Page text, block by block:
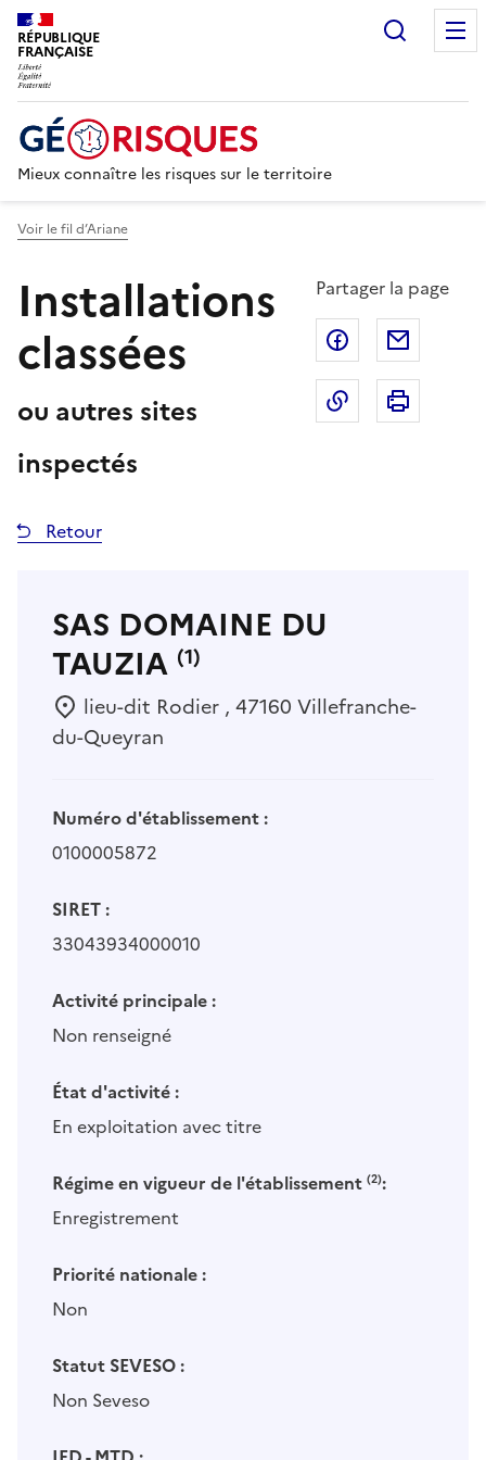
RÉPUBLIQUE
FRANÇAISE
Mieux connaître les risques sur le territoire
Voir le fil d’Ariane
Installations
classées
ou autres sites
inspectés
Partager la page
Partager sur
Copier dans
Retour
SAS DOMAINE DU
TAUZIA (1)
lieu-dit Rodier , 47160 Villefranche-
du-Queyran
Numéro d'établissement :
0100005872
SIRET :
33043934000010
Activité principale :
Non renseigné
État d'activité :
En exploitation avec titre
Régime en vigueur de l'établissement (2):
Enregistrement
Priorité nationale :
Non
Statut SEVESO :
Non Seveso